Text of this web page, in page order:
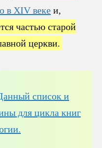
в XIV веке и,
частью старой
церкви.
список и
для цикла книг